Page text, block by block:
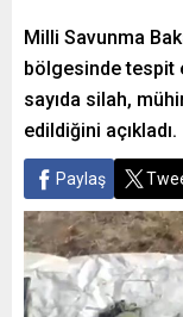
Milli Savunma
bölgesinde tespit
sayıda silah,
edildiğini açıkladı.
Paylaş